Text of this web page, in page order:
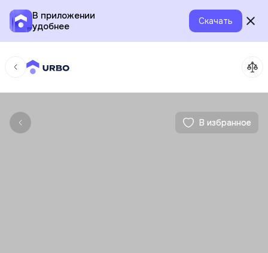
В приложении
удобнее
Скачать
В избранное